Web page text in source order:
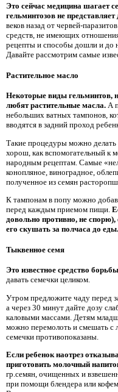
Это сейчас медицина шагает
гельминтозов не
веков назад от червей-
средств, не имеющих
рецепты и способы дошли и до
Давайте рассмотрим самые
Растительное масло
Некоторые виды гельминтов,
любят растительные масла. А
небольших ватных тампонов,
вводятся в задний проход
Такие процедуры можно делать
хорош, как вспомогательный к
народным рецептам. Самые
конопляное, виноградное,
полученное из семян
К тампонам в попу можно
перед каждым приемом пищи.
довольно противно, не
его скушать за полчаса до еды.
Тыквенное семя
Это известное средство
давать семечки целиком.
Утром предложите чаду перед
а через 30 минут дайте дозу
каловыми массами. Детям
можно перемолоть и смешать с
семечки противопоказаны.
Если ребенок наотрез
приготовить молочный
гр.семян, очищенных и
при помощи блендера или